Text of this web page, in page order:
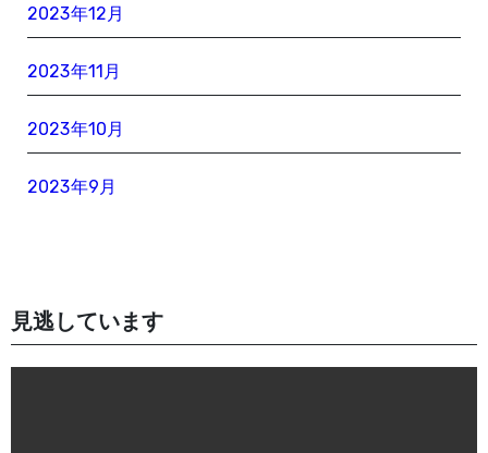
2023年12月
2023年11月
2023年10月
2023年9月
見逃しています